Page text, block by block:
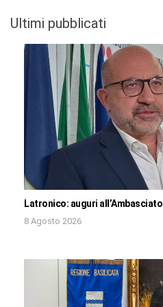
Ultimi pubblicati
Latronico: auguri
8 Agosto 2026